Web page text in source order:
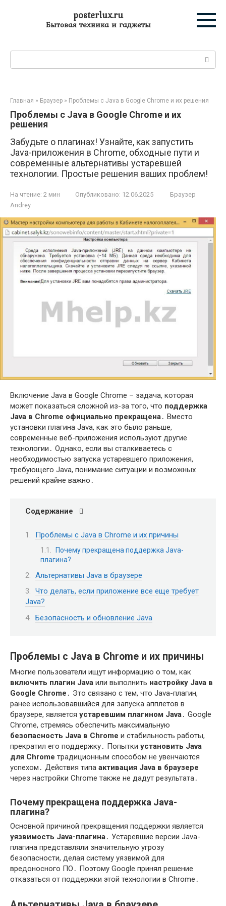
posterlux.ru
Бытовая техника и гаджеты
Главная » Браузер » Проблемы с Java в Google Chrome и их решения
Проблемы с Java в Google Chrome и их
решения
Забудьте о плагинах! Узнайте, как запустить
Java-приложения в Chrome, обходные пути и
современные альтернативы устаревшей
технологии. Простые решения ваших проблем!
На чтение: 2 мин Опубликовано: 12.06.2025
Браузер
Andrey
Включение Java в Google Chrome – задача, которая
может показаться сложной из-за того, что поддержка
Java в Chrome официально прекращена․ Вместо
установки плагина Java, как это было раньше,
современные веб-приложения используют другие
технологии․ Однако, если вы сталкиваетесь с
необходимостью запуска устаревшего приложения,
требующего Java, понимание ситуации и возможных
решений крайне важно․
Содержание
Проблемы с Java в Chrome и их причины
Почему прекращена поддержка Java-
плагина?
Альтернативы Java в браузере
Что делать, если приложение все еще требует
Java?
Безопасность и обновление Java
Проблемы с Java в Chrome и их причины
Многие пользователи ищут информацию о том, как
включить плагин Java или выполнить настройку Java в
Google Chrome ․ Это связано с тем, что Java-плагин,
ранее использовавшийся для запуска апплетов в
браузере, является устаревшим плагином Java․ Google
Chrome, стремясь обеспечить максимальную
безопасность Java в Chrome и стабильность работы,
прекратил его поддержку․ Попытки установить Java
для Chrome традиционным способом не увенчаются
успехом․ Действия типа активация Java в браузере
через настройки Chrome также не дадут результата․
Почему прекращена поддержка Java-
плагина?
Основной причиной прекращения поддержки является
уязвимость Java-плагина․ Устаревшие версии Java-
плагина представляли значительную угрозу
безопасности, делая систему уязвимой для
вредоносного ПО․ Поэтому Google принял решение
отказаться от поддержки этой технологии в Chrome․